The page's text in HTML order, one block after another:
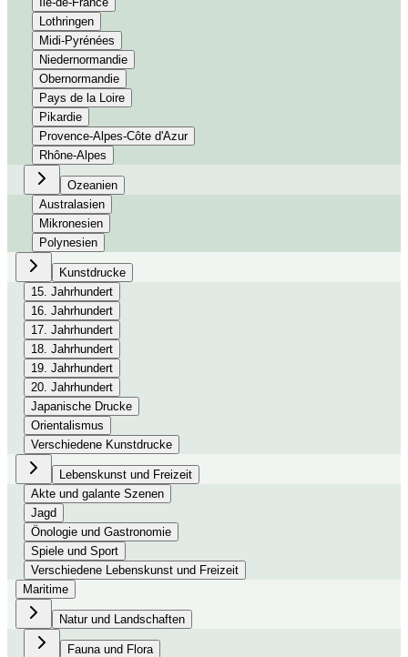
Lothringen
Midi-Pyrénées
Niedernormandie
Obernormandie
Pays de la Loire
Pikardie
Provence-Alpes-Côte d'Azur
Rhône-Alpes
Ozeanien
Australasien
Mikronesien
Polynesien
Kunstdrucke
15. Jahrhundert
16. Jahrhundert
17. Jahrhundert
18. Jahrhundert
19. Jahrhundert
20. Jahrhundert
Japanische Drucke
Orientalismus
Verschiedene Kunstdrucke
Lebenskunst und Freizeit
Akte und galante Szenen
Jagd
Önologie und Gastronomie
Spiele und Sport
Verschiedene Lebenskunst und Freizeit
Maritime
Natur und Landschaften
Fauna und Flora